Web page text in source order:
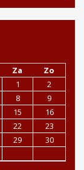
Za
Zo
1
2
8
9
15
16
22
23
29
30